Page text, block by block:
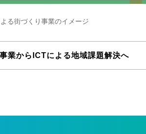
る街づくり事業のイメージ
業からICTによる地域課題解決へ